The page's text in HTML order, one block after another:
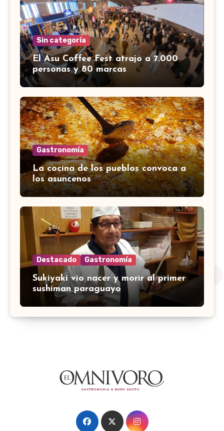
Sin categoría
El Asu Coffee Fest atrajo a 7.000
personas y 80 marcas
Gastronomía
La cocina de los pueblos convoca a
los asuncenos
Destacado Gastronomía
Sukiyaki vio nacer y morir al primer
sushiman paraguayo